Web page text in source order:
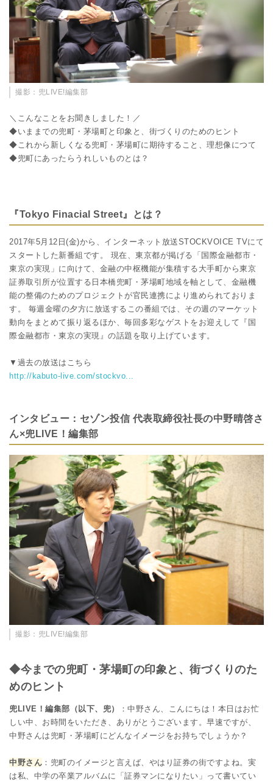
撮影：兜LIVE!編集部
＼こんなことをお聞きしました！／
◆いままでの兜町・茅場町と印象と、街づくりのためのヒント
◆これから新しくなる兜町・茅場町に期待すること、理想像につて
◆兜町にあったらうれしいものとは？
『Tokyo Finacial Street』とは？
2017年5月12日(金)から、インターネット放送STOCKVOICE TVにて
スタートした新番組です。 現在、東京都が掲げる「国際金融都市・
東京の実現」に向けて、金融の中枢機能が集積する大手町から東京
証券取引所が位置する日本橋兜町・茅場町地域を軸として、金融機
能の整備のためのプロジェクトが官民連携により進められておりま
す。 毎週金曜の夕方に放送するこの番組では、その週のマーケット
動向をまとめて振り返るほか、毎回多彩なゲストをお迎えして『国
際金融都市・東京の実現』の話題を取り上げています。
▼過去の放送はこちら
http://kabuto-live.com/stockvo...
インタビュー：セゾン投信 代表取締役社長の中野晴啓さ
ん×兜LIVE！編集部
撮影：兜LIVE!編集部
◆今までの兜町・茅場町の印象と、街づくりのた
めのヒント
兜LIVE！編集部（以下、兜）
：中野さん、こんにちは！本日はお忙
しい中、お時間をいただき、ありがとうございます。早速ですが、
中野さんは兜町・茅場町にどんなイメージをお持ちでしょうか？
中野さん ：兜町のイメージと言えば、やはり証券の街ですよね。実
は私、中学の卒業アルバムに「証券マンになりたい」って書いてい